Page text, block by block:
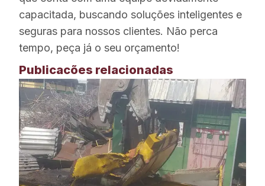
capacitada, buscando soluções inteligentes e
seguras para nossos clientes. Não perca
tempo, peça já o seu orçamento!
Publicacões relacionadas